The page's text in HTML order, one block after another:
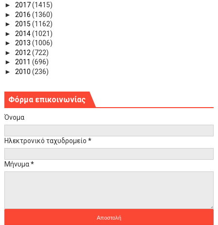
► 2017(1415)
► 2016 (1360)
► 2015 (1162)
► 2014(1021)
► 2013 (1006)
► 2012 (722)
► 2011 (696)
► 2010 (236)
Φόρμα επικοινωνίας
Όνομα
Ηλεκτρονικό ταχυδρομείο *
Μήνυμα*